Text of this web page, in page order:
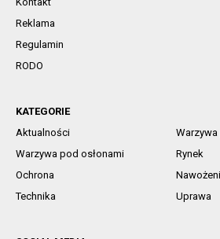
Reklama
Regulamin
RODO
KATEGORIE
Aktualności
Warzywa pod osłonami
Rynek
Ochrona
Technika
Uprawa